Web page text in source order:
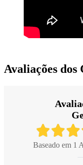
Avaliações dos
Baseado em 1